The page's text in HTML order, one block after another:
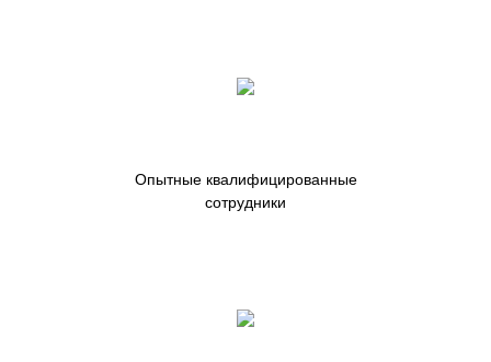
Опытные квалифицированные
сотрудники